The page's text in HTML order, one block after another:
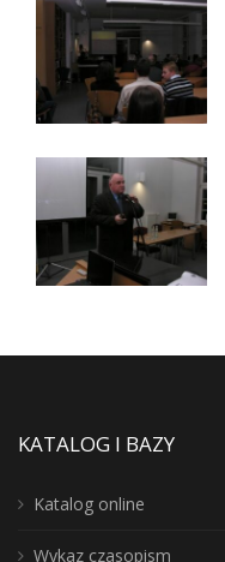
KATALOG I BAZY
Katalog online
Wykaz czasopism